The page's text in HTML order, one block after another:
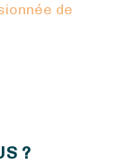
de
?